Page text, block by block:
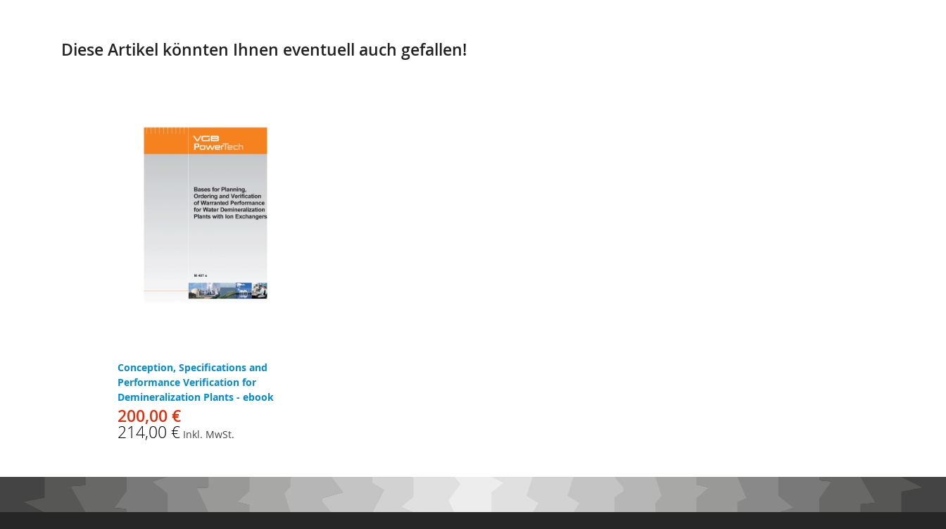
Diese Artikel könnten Ihnen eventuell auch gefallen!
Conception, Specifications and
Performance Verification for
Demineralization Plants - ebook
200,00 €
214,00 € Inkl. MwSt.